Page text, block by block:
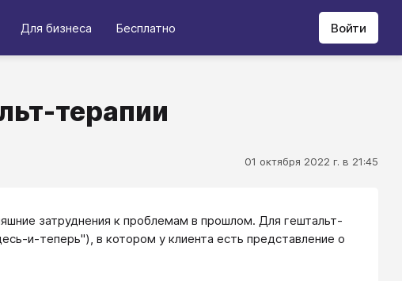
Для бизнеса Бесплатно Войти
терапии
01 октября 2022 г. в 21:45
затруднения к проблемам в прошлом. Для гештальт-
и-теперь"), в котором у клиента есть представление о